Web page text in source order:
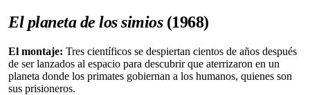
El planeta de los simios(1968)
El montaje: Tres científicos se despiertan cientos de años después
de ser lanzados al espacio para descubrir que aterrizaron en un
planeta donde los primates gobiernan a los humanos, quienes son
sus prisioneros.